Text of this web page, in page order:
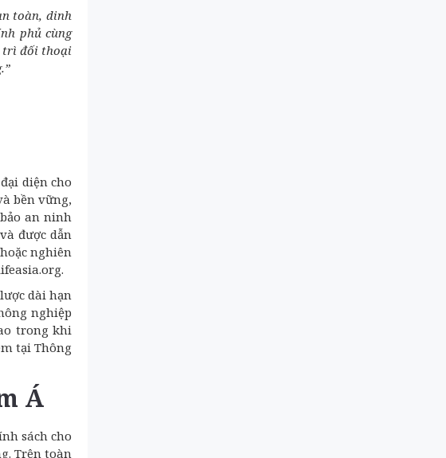
toàn, dinh
phủ cùng
trì đối thoại
diện cho
bền vững,
an ninh
được dẫn
nghiên
dài hạn
nghiệp
trong khi
tại Thông
Á
sách cho
Trên toàn